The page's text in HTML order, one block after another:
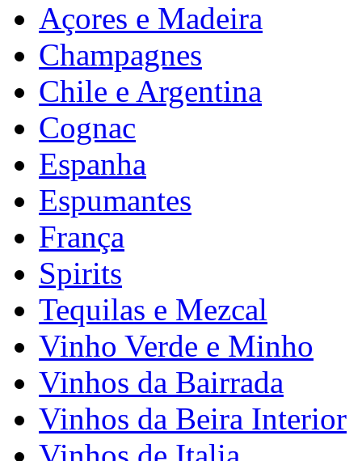
Açores e Madeira
Champagnes
Chile e Argentina
Cognac
Espanha
Espumantes
França
Spirits
Tequilas e Mezcal
Vinho Verde e Minho
Vinhos da Bairrada
Vinhos da Beira Interior